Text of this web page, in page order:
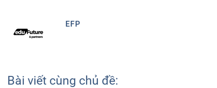
EFP
Bài viết cùng chủ đề: